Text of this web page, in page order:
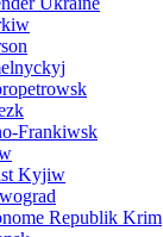
Frankiwsk
Kyjiw
Republik Krim